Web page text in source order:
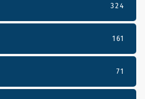
324
161
71